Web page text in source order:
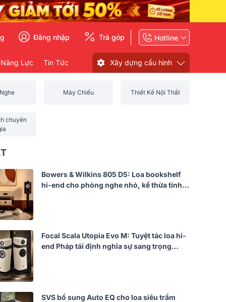
Đăng nhập Trả góp Hotline
Lực Tin Tức Xây dựng cấu hình
Máy Chiếu Thiết Kế Nội Thất
chuyên
Bowers & Wilkins 805 D5: Loa bookshelf
hi-end cho phòng nghe nhỏ, kế thừa tinh
Focal Scala Utopia Evo M: Tuyệt tác loa hi-
end Pháp tái định nghĩa sự sang trọng
SVS bổ sung Auto EQ cho loa siêu trầm